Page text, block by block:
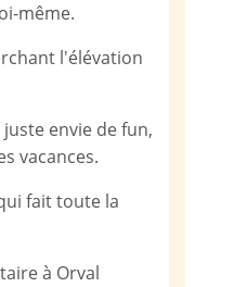
même.
l'élévation
envie de fun,
vacances.
fait toute la
à Orval